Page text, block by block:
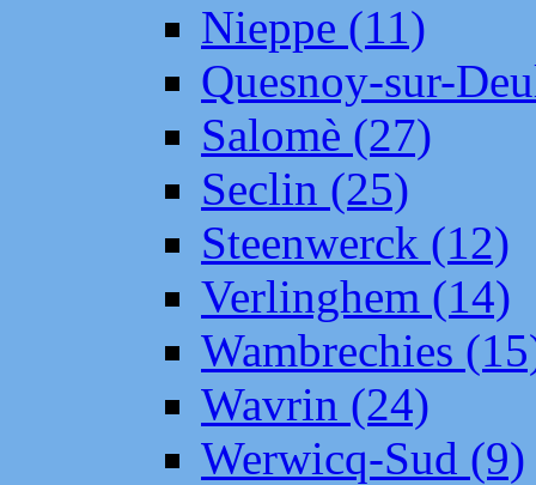
Nieppe (11)
Quesnoy-sur-
Salomè (27)
Seclin (25)
Steenwerck (12)
Verlinghem (14)
Wambrechies
Wavrin (24)
Werwicq-Sud (9)